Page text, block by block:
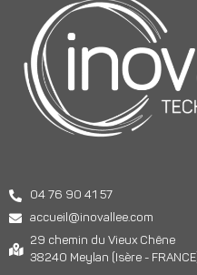
04 76 90 41 57
accueil@inovallee.com
29 chemin du Vieux Chêne
38240 Meylan (Isère - FRANCE)